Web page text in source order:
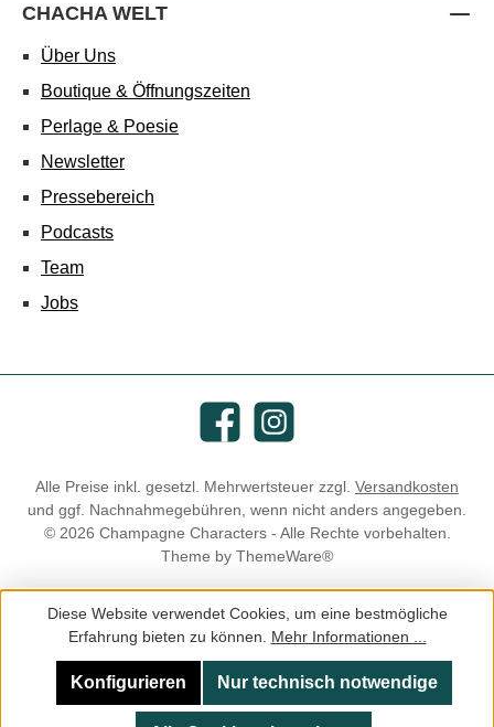
CHACHA WELT
Über Uns
Boutique & Öffnungszeiten
Perlage & Poesie
Newsletter
Pressebereich
Podcasts
Team
Jobs
FacebookInstagram
Alle Preise inkl. gesetzl. Mehrwertsteuer zzgl. Versandkosten
und ggf. Nachnahmegebühren, wenn nicht anders angegeben.
© 2026 Champagne Characters - Alle Rechte vorbehalten.
Theme by ThemeWare®
Diese Website verwendet Cookies, um eine bestmögliche
Erfahrung bieten zu können. Mehr Informationen ...
Nur technisch notwendige
Konfigurieren